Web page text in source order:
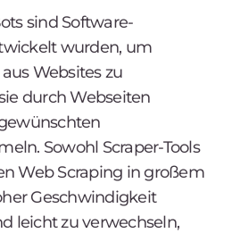
sind Software-
wurden, um
Websites zu
durch Webseiten
Sowohl Scraper-Tools
Web Scraping in großem
Geschwindigkeit
leicht zu verwechseln,